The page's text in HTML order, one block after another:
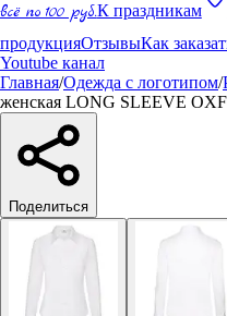
всё по 100 руб.К праздникам
продукцияОтзывыКак
Youtube канал
Главная/Одежда с логотипом/
женская LONG SLEEVE
Поделиться